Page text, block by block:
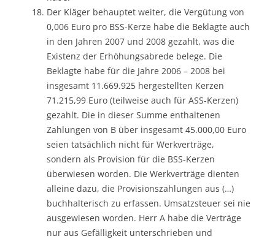
Der Kläger behauptet weiter, die Vergütung von
0,006 Euro pro BSS-Kerze habe die Beklagte auch
in den Jahren 2007 und 2008 gezahlt, was die
Existenz der Erhöhungsabrede belege. Die
Beklagte habe für die Jahre 2006 – 2008 bei
insgesamt 11.669.925 hergestellten Kerzen
71.215,99 Euro (teilweise auch für ASS-Kerzen)
gezahlt. Die in dieser Summe enthaltenen
Zahlungen von B über insgesamt 45.000,00 Euro
seien tatsächlich nicht für Werkverträge,
sondern als Provision für die BSS-Kerzen
überwiesen worden. Die Werkverträge dienten
alleine dazu, die Provisionszahlungen aus (…)
buchhalterisch zu erfassen. Umsatzsteuer sei nie
ausgewiesen worden. Herr A habe die Verträge
nur aus Gefälligkeit unterschrieben und